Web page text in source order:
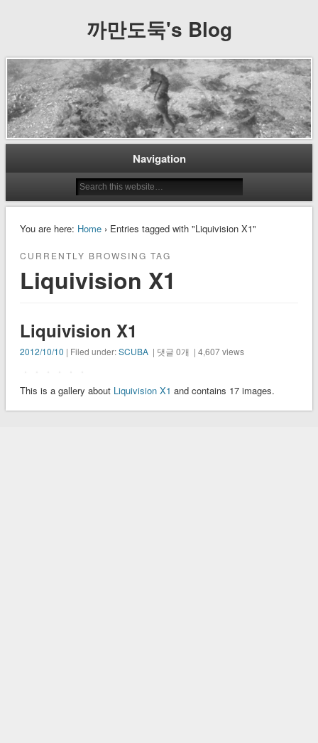
까만도둑's Blog
Navigation
You are here: Home› Entries tagged with "Liquivision X1"
CURRENTLY BROWSING TAG
Liquivision X1
Liquivision X1
2012/10/10 | Filed under:SCUBA| 댓글 0개 | 4,607 views
This is a gallery about Liquivision X1 and contains 17 images.